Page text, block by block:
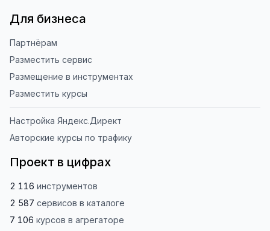
Для бизнеса
Партнёрам
Разместить сервис
Размещение в инструментах
Разместить курсы
Настройка Яндекс.Директ
Авторские курсы по трафику
Проект в цифрах
2 116 инструментов
2 587 сервисов в каталоге
7 106 курсов в агрегаторе